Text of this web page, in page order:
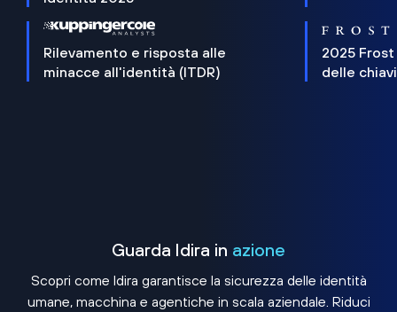
Rilevamento e risposta alle
minacce all'identità (ITDR)
2025 Frost
delle
Guarda Idira in azione
Scopri come Idira garantisce la sicurezza delle identità
umane, macchina e agentiche in scala aziendale. Riduci